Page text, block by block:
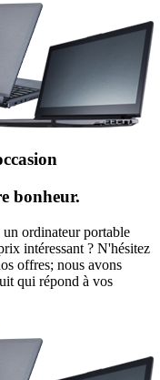
bonheur.
un ordinateur portable
intéressant ? N'hésitez
offres; nous avons
qui répond à vos